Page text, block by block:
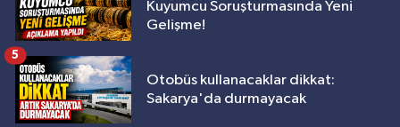
Kuyumcu Soruşturmasında Yeni
Gelişme!
Otobüs kullanacaklar dikkat:
Sakarya'da durmayacak
5